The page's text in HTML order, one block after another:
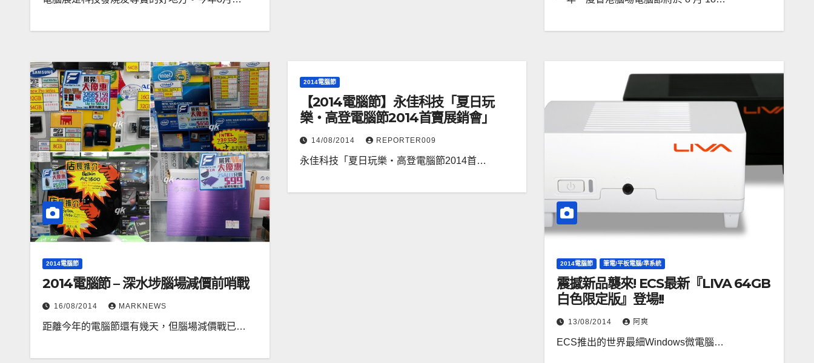
2014電腦節
2014電腦節 – 深水埗腦場減價前哨戰
16/08/2014 MARKNEWS
距離今年的電腦節還有幾天，但腦場減價戰已…
2014電腦節
【2014電腦節】永佳科技「夏日玩
樂‧高登電腦節2014首賣展銷會」
14/08/2014 REPORTER009
永佳科技「夏日玩樂‧高登電腦節2014首…
2014電腦節 筆電/平板電腦/準系統
震撼新品襲來! ECS最新『LIVA 64GB
白色限定版』登場!!
13/08/2014 阿爽
ECS推出的世界最細Windows微電腦…